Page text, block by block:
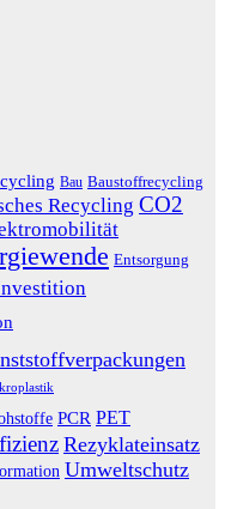
Bau Baustoffrecycling
Recycling CO2
Entsorgung
PCR PET
Rezyklateinsatz
Umweltschutz